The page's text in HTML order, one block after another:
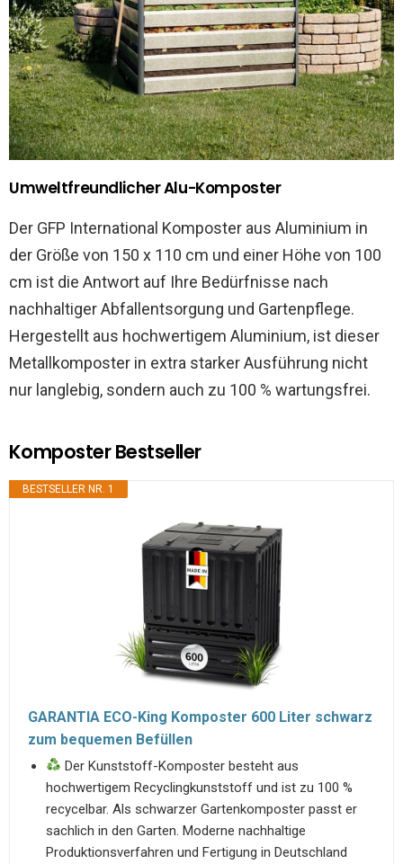
Umweltfreundlicher Alu-Komposter
Der GFP International Komposter aus Aluminium in
der Größe von 150 x 110 cm und einer Höhe von 100
cm ist die Antwort auf Ihre Bedürfnisse nach
nachhaltiger Abfallentsorgung und Gartenpflege.
Hergestellt aus hochwertigem Aluminium, ist dieser
Metallkomposter in extra starker Ausführung nicht
nur langlebig, sondern auch zu 100 % wartungsfrei.
Komposter Bestseller
BESTSELLER NR. 1
GARANTIA ECO-King Komposter 600 Liter schwarz
zum bequemen Befüllen
Der Kunststoff-Komposter besteht aus
hochwertigem Recyclingkunststoff und ist zu 100 %
recycelbar. Als schwarzer Gartenkomposter passt er
sachlich in den Garten. Moderne nachhaltige
Produktionsverfahren und Fertigung in Deutschland